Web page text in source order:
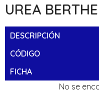
UREA
DESCRIPCIÓN
CÓDIGO
FICHA
No se